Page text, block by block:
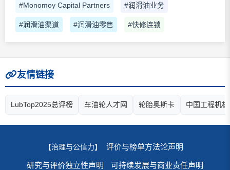
#Monomoy Capital Partners #润滑油业务
#润滑油渠道 #润滑油零售 #快修连锁
友情链接
LubTop2025总评榜 车油轮人才网 轮胎奥斯卡 中国工程机
【治理与公信力】 评价与榜单方法论声明
研究与评价独立性声明 可持续发展与商业责任声明